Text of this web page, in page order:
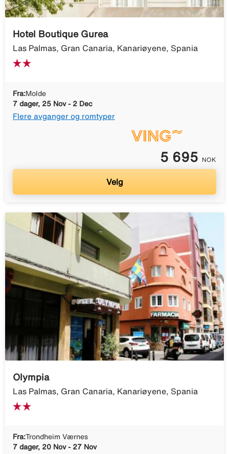
Hotel Boutique Gurea
Las Palmas, Gran Canaria, Kanariøyene, Spania
Fra:Molde
7 dager, 25 Nov - 2 Dec
Flere avganger og romtyper
5 695 NOK
Velg
Olympia
Las Palmas, Gran Canaria, Kanariøyene, Spania
Fra:Trondheim Værnes
7 dager, 20 Nov - 27 Nov